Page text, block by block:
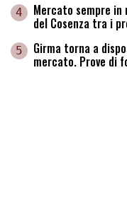
4 Mercato sempre in
del Cosenza tra i
5 Girma torna a
mercato. Prove di